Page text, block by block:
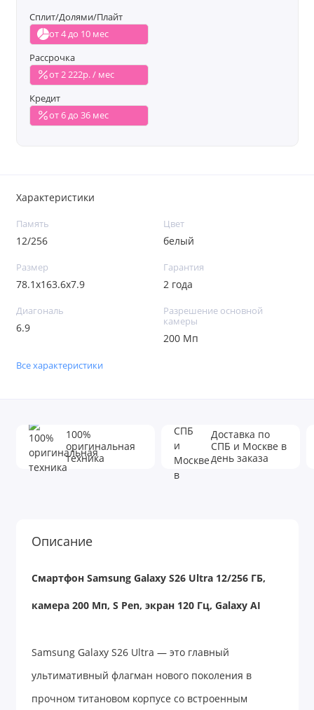
Сплит/Долями/Плайт
от 4 до 10 мес
Рассрочка
от 2 222р. / мес
Кредит
от 6 до 36 мес
Характеристики
Память
12/256
Цвет
белый
Размер
78.1x163.6x7.9
Гарантия
2 года
Диагональ
6.9
Разрешение основной
камеры
200 Мп
Все характеристики
100%
оригинальная
техника
Доставка по
СПБ и Москве в
день заказа
Описание
Смартфон Samsung Galaxy S26 Ultra 12/256 ГБ,
камера 200 Мп, S Pen, экран 120 Гц, Galaxy AI
Samsung Galaxy S26 Ultra — это главный
ультимативный флагман нового поколения в
прочном титановом корпусе со встроенным